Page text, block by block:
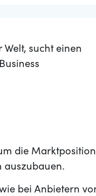
sucht einen
die Marktposition
auszubauen.
bei Anbietern